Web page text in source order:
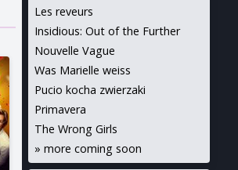
Les reveurs
Insidious: Out of the Further
Nouvelle Vague
Was Marielle weiss
Pucio kocha zwierzaki
Primavera
The Wrong Girls
» more coming soon